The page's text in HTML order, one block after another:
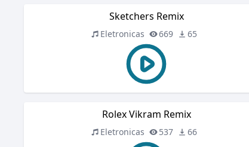
Sketchers Remix
Eletronicas 669 65
Rolex Vikram Remix
Eletronicas 537 66